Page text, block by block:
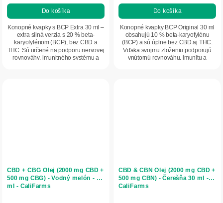
Do košíka
Konopné kvapky s BCP Extra 30 ml –
extra silná verzia s 20 % beta-
karyofylénom (BCP), bez CBD a
THC. Sú určené na podporu nervovej
rovnováhy, imunitného systému a
Do košíka
Konopné kvapky BCP Original 30 ml
obsahujú 10 % beta‑karyofylénu
(BCP) a sú úplne bez CBD aj THC.
Vďaka svojmu zloženiu podporujú
vnútornú rovnováhu, imunitu a
CBD + CBG Olej (2000 mg CBD +
500 mg CBG) - Vodný melón - 30
ml - CaliFarms
CBD & CBN Olej (2000 mg CBD +
500 mg CBN) - Čerešňa 30 ml -
CaliFarms